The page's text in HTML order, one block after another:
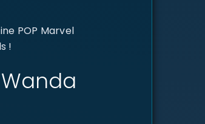
POP Marvel
!